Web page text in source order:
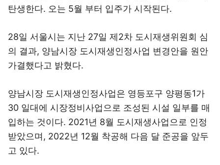
탄생한다. 오는 5월 부터 입주가 시작된다.
28일 서울시는 지난 27일 제2차 도시재생위원회 심
의 결과, 양남시장 도시재생인정사업 변경안을 원안
가결했다고 밝혔다.
양남시장 도시재생인정사업은 영등포구 양평동1가
30 일대에 시장정비사업으로 조성된 시설 일부를 매
입하는 것이다. 2021년 8월 도시재생사업으로 인정
받았으며, 2022년 12월 착공해 다음 달 준공을 앞두
고 있다.